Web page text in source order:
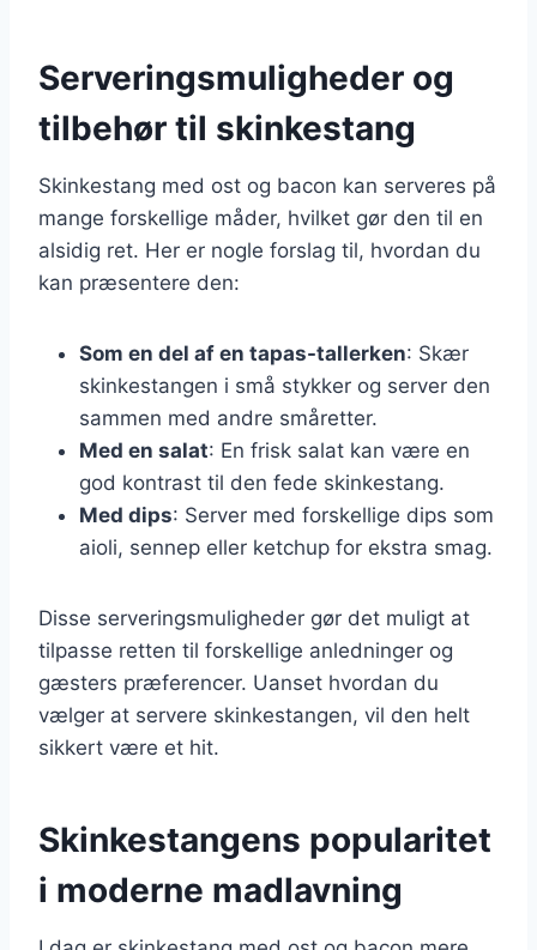
Serveringsmuligheder og
tilbehør til skinkestang
Skinkestang med ost og bacon kan serveres på
mange forskellige måder, hvilket gør den til en
alsidig ret. Her er nogle forslag til, hvordan du
kan præsentere den:
Som en del af en tapas-tallerken: Skær
skinkestangen i små stykker og server den
sammen med andre småretter.
Med en salat: En frisk salat kan være en
god kontrast til den fede skinkestang.
Med dips: Server med forskellige dips som
aioli, sennep eller ketchup for ekstra smag.
Disse serveringsmuligheder gør det muligt at
tilpasse retten til forskellige anledninger og
gæsters præferencer. Uanset hvordan du
vælger at servere skinkestangen, vil den helt
sikkert være et hit.
Skinkestangens popularitet
i moderne madlavning